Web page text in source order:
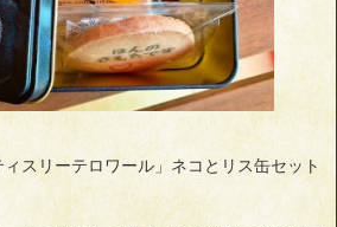
スリーテロワール」ネコとリス缶セット